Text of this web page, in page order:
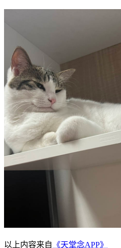
以上内容来自 《天堂念APP》